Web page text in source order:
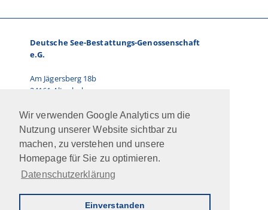
Wir verwenden Google Analytics um die
Nutzung unserer Website sichtbar zu
machen, zu verstehen und unsere
Homepage für Sie zu optimieren.
Datenschutzerklärung
Einverstanden
Datenschutz
Kontakt
Deutsche See-Bestattungs-Genossenschaft
e.G.
Am Jägersberg 18b
24161 Altenholz
Telefon: 0431.66 67 87-0
E-Mail: info@dsbg.de
Vorstand:
Ralf Paulsen, Marcus Kühn